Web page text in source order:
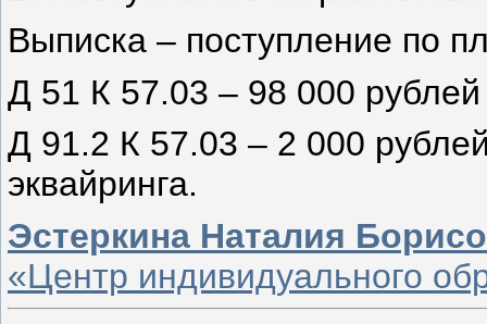
Выписка – поступление по
Д 51 К 57.03 – 98 000 рублей
Д 91.2 К 57.03 – 2 000
эквайринга.
Эстеркина Наталия
«Центр индивидуального